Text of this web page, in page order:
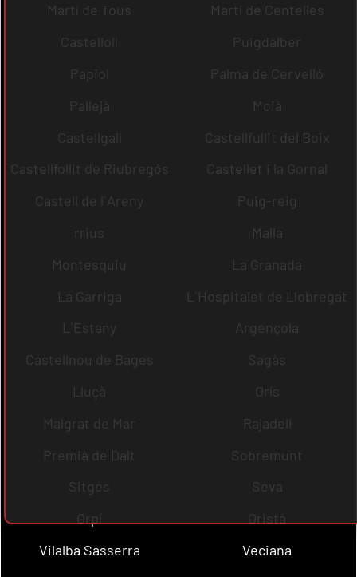
Martí de Tous
Martí de Centelles
Castellolí
Puigdàlber
Papiol
Palma de Cervelló
Pallejà
Moià
Castellgalí
Castellfullit del Boix
Castellfollit de Riubregós
Castellet i la Gornal
Castell de l´Areny
Puig-reig
rrius
Malla
Montesquiu
La Granada
La Garriga
L´Hospitalet de Llobregat
L´Estany
Argençola
Castellnou de Bages
Sagàs
Lluçà
Orís
Malgrat de Mar
Rajadell
Premià de Dalt
Sobremunt
Sitges
Seva
Orpí
Oristà
Vilalba Sasserra
Veciana